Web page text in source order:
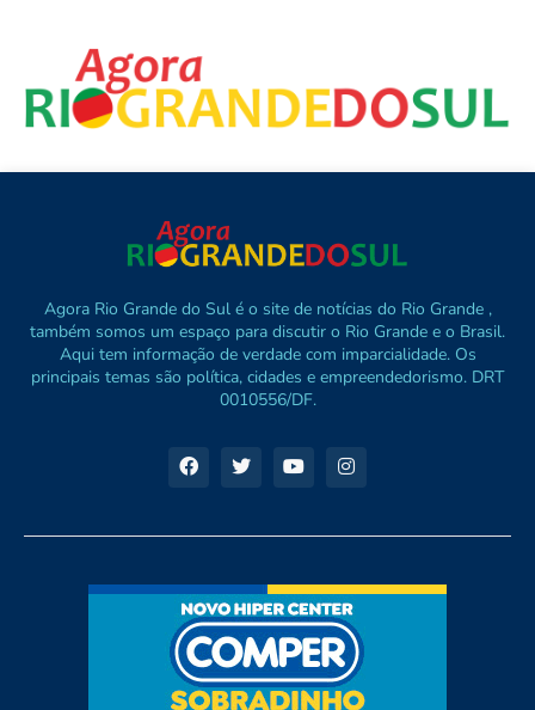
Agora Rio Grande do Sul é o site de notícias do Rio Grande ,
também somos um espaço para discutir o Rio Grande e o Brasil.
Aqui tem informação de verdade com imparcialidade. Os
principais temas são política, cidades e empreendedorismo. DRT
0010556/DF.